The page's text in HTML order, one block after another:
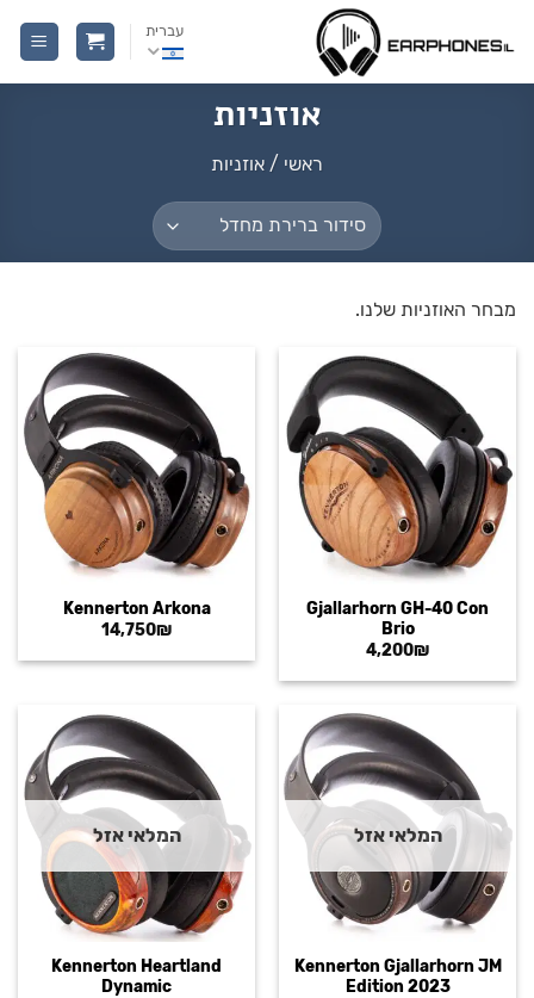
content
עברית
אוזניות
ראשי / אוזניות
מבחר האוזניות שלנו.
Gjallarhorn GH-40 Con
Brio
4,200₪
Kennerton Arkona
14,750₪
המלאי אזל
Kennerton Gjallarhorn JM
Edition 2023
המלאי אזל
Kennerton Heartland
Dynamic